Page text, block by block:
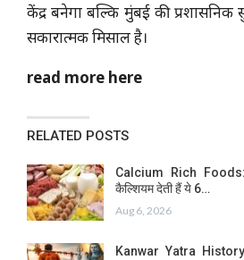
केंद्र बनेगा बल्कि मुंबई की
सकारात्मक मिसाल है।
read more here
RELATED POSTS
Calcium Rich
कैल्शियम देती हैं ये 6…
Aug 6, 2026
Kanwar Yatra